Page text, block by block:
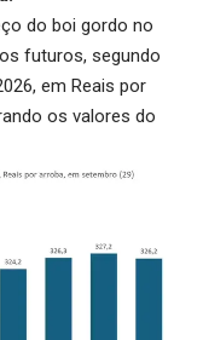
do boi gordo no
futuros, segundo
em Reais por
os valores do